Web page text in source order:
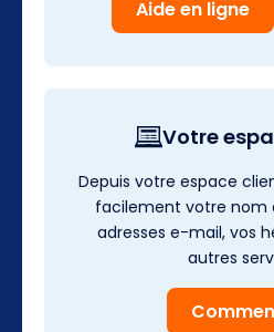
Aide en ligne
Votre
Depuis votre espace
facilement votre nom
adresses e-mail, vos
autres